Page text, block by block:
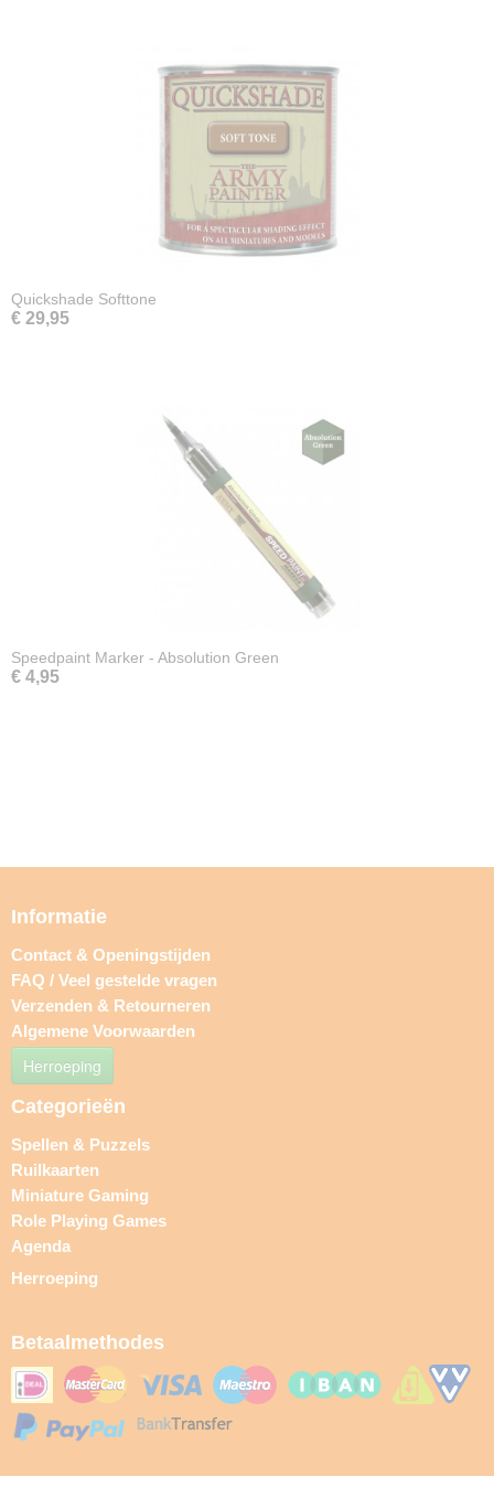
Quickshade Softtone
€ 29,95
Speedpaint Marker - Absolution Green
€ 4,95
Informatie
Contact & Openingstijden
FAQ / Veel gestelde vragen
Verzenden & Retourneren
Algemene Voorwaarden
Herroeping
Categorieën
Spellen & Puzzels
Ruilkaarten
Miniature Gaming
Role Playing Games
Agenda
Herroeping
Betaalmethodes